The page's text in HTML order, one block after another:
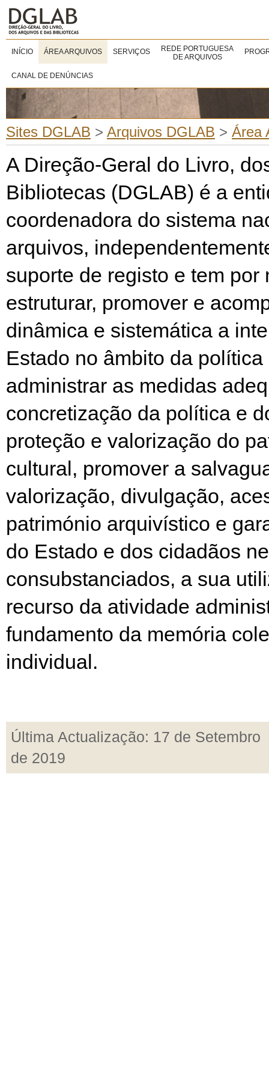
INÍCIO ÁREA ARQUIVOS SERVIÇOS
REDE PORTUGUESA
DE ARQUIVOS
CANAL DE DENÚNCIAS
Sites DGLAB > Arquivos DGLAB > Área
A Direção-Geral do Livro,
Bibliotecas (DGLAB) é a
coordenadora do sistema
arquivos,
suporte de registo e tem por
estruturar, promover e
dinâmica e sistemática a
Estado no âmbito da
administrar as medidas
concretização da política e
proteção e valorização do
cultural, promover a
valorização, divulgação,
património arquivístico e
do Estado e dos cidadãos
consubstanciados, a sua
recurso da atividade
fundamento da memória
individual.
Última Actualização: 17 de Setembro
de 2019